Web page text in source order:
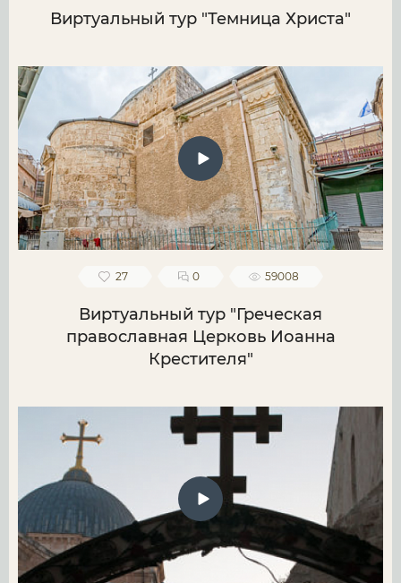
Виртуальный тур "Темница Христа"
27 0 59008
Виртуальный тур "Греческая
православная Церковь Иоанна
Крестителя"